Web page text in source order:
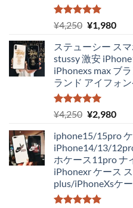
5段階中
5.00
の評価
¥4,250 元
価
格
は
¥4,250
で
し
¥1,980現
の
価
格
は
で
ステューシー ス
stussy 激安
iPhonexs max ブ
ランド アイフォ
5段階中
5.00
の評価
¥4,250 元
価
格
は
¥4,250
で
し
¥2,980現
の
価
格
は
iphone15/15pro
iPhone14/13/
ホケース11pro ナ
iPhonexr ケース
plus/iPhoneXsケ